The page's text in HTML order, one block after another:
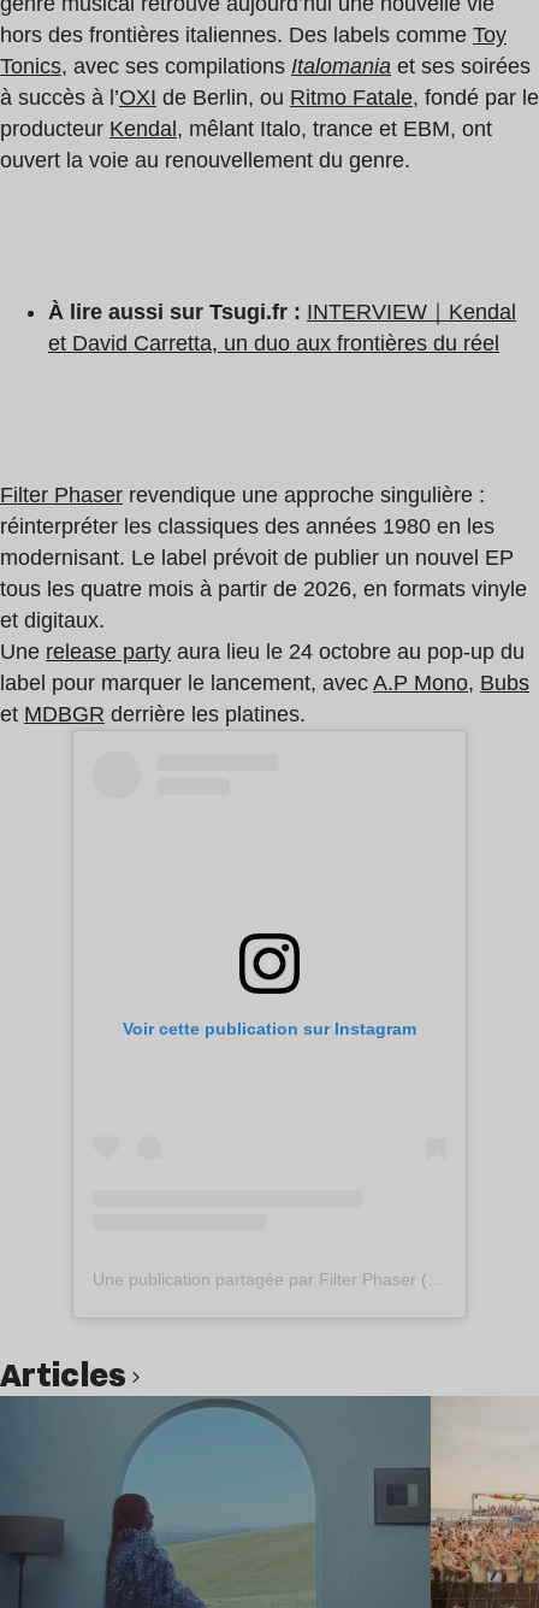
hors des frontières italiennes. Des labels comme Toy
Tonics, avec ses compilations Italomania et ses soirées
à succès à l’OXI de Berlin, ou Ritmo Fatale, fondé par le
producteur Kendal , mêlant Italo, trance et EBM, ont
ouvert la voie au renouvellement du genre.
À lire aussi sur Tsugi.fr : INTERVIEW｜Kendal
et David Carretta, un duo aux frontières du réel
Filter Phaser revendique une approche singulière :
réinterpréter les classiques des années 1980 en les
modernisant. Le label prévoit de publier un nouvel EP
tous les quatre mois à partir de 2026, en formats vinyle
et digitaux.
Une release party aura lieu le 24 octobre au pop-up du
label pour marquer le lancement, avec A.P Mono, Bubs
et MDBGR derrière les platines.
Voir cette publication sur Instagram
Articles